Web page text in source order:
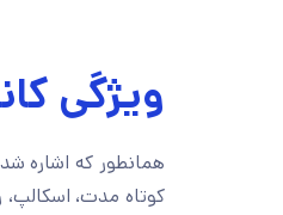
ویژگی
همانطور که اشاره
کوتاه مدت، اسکالپ،